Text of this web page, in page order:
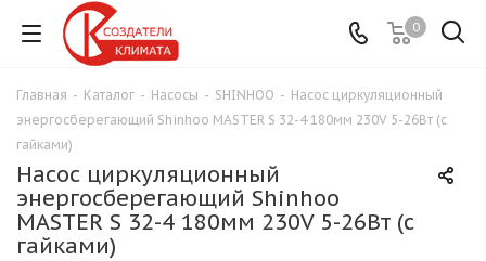
0
Главная - Каталог - Насосы - SHINHOO - Насос циркуляционный
энергосберегающий Shinhoo MASTER S 32-4 180мм 230V 5-26Вт (с
гайками)
Насос циркуляционный
энергосберегающий Shinhoo
MASTER S 32-4 180мм 230V 5-26Вт (с
гайками)